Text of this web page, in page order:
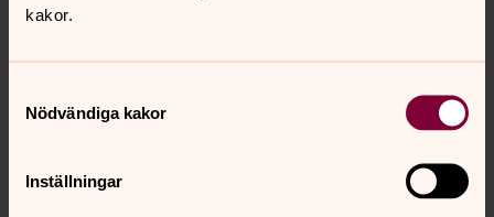
kakor.
Nödvändiga kakor
Inställningar
Film: Upptäck S:t Petri kyrka i
Anne Ruponen, guide i kyrkan, berättar om predikstolen
Engelbret Friis, och om ljuskronan i koret, som skänktes